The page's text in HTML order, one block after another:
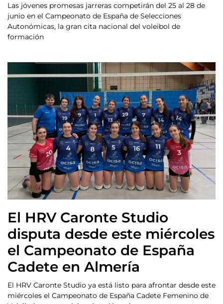
Las jóvenes promesas jarreras competirán del 25 al 28 de
junio en el Campeonato de España de Selecciones
Autonómicas, la gran cita nacional del voleibol de
formación
El HRV Caronte Studio
disputa desde este miércoles
el Campeonato de España
Cadete en Almería
El HRV Caronte Studio ya está listo para afrontar desde este
miércoles el Campeonato de España Cadete Femenino de